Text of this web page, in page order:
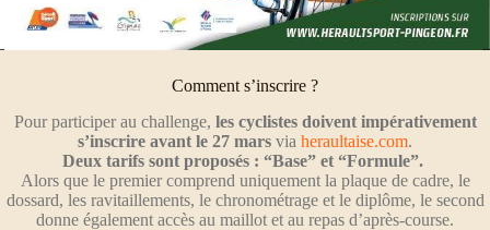
Comment s’inscrire ?
Pour participer au challenge, les cyclistes doivent impérativement
s’inscrire avant le 27 mars via heraultaise.com.
Deux tarifs sont proposés : “Base” et “Formule”.
Alors que le premier comprend uniquement la plaque de cadre, le
dossard, les ravitaillements, le chronométrage et le diplôme, le second
donne également accès au maillot et au repas d’après-course.